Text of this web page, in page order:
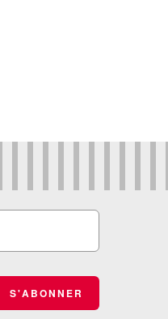
S'ABONNER